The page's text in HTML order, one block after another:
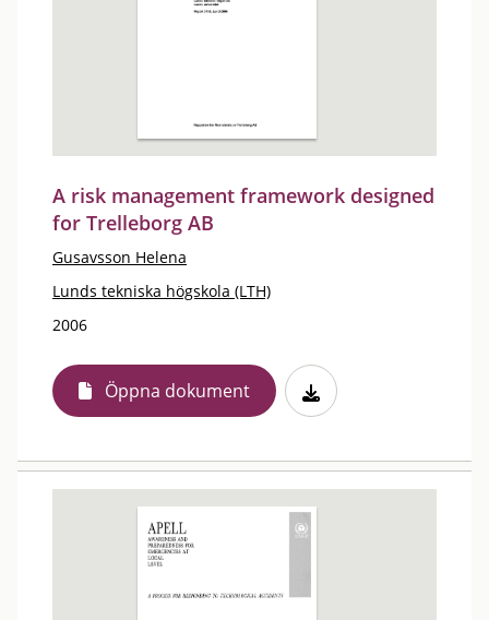
A risk management framework designed
for Trelleborg AB
Gusavsson Helena
Lunds tekniska högskola (LTH)
2006
Öppna dokument